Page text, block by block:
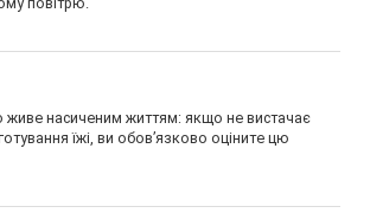
живе насиченим життям: якщо не вистачає
їжі, ви обов’язково оціните цю